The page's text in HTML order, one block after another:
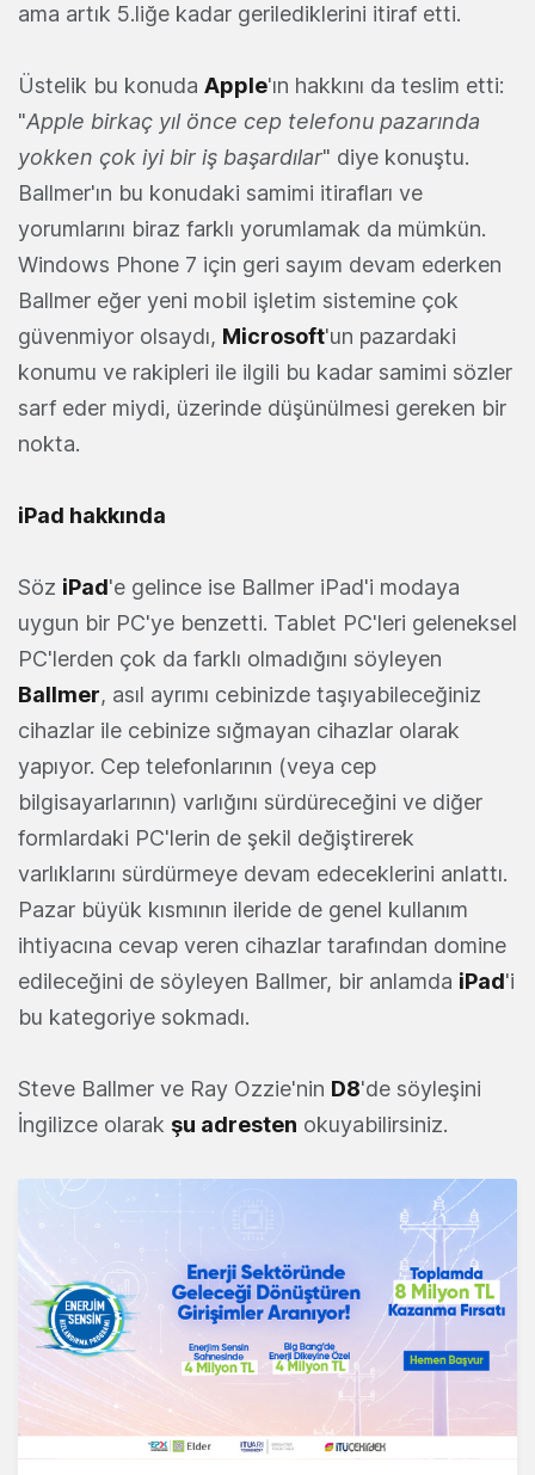
ama artık 5.liğe kadar gerilediklerini itiraf etti.
Üstelik bu konuda Apple'ın hakkını da teslim etti:
"Apple birkaç yıl önce cep telefonu pazarında
yokken çok iyi bir iş başardılar" diye konuştu.
Ballmer'ın bu konudaki samimi itirafları ve
yorumlarını biraz farklı yorumlamak da mümkün.
Windows Phone 7 için geri sayım devam ederken
Ballmer eğer yeni mobil işletim sistemine çok
güvenmiyor olsaydı, Microsoft'un pazardaki
konumu ve rakipleri ile ilgili bu kadar samimi sözler
sarf eder miydi, üzerinde düşünülmesi gereken bir
nokta.
iPad hakkında
Söz iPad'e gelince ise Ballmer iPad'i modaya
uygun bir PC'ye benzetti. Tablet PC'leri geleneksel
PC'lerden çok da farklı olmadığını söyleyen
Ballmer, asıl ayrımı cebinizde taşıyabileceğiniz
cihazlar ile cebinize sığmayan cihazlar olarak
yapıyor. Cep telefonlarının (veya cep
bilgisayarlarının) varlığını sürdüreceğini ve diğer
formlardaki PC'lerin de şekil değiştirerek
varlıklarını sürdürmeye devam edeceklerini anlattı.
Pazar büyük kısmının ileride de genel kullanım
ihtiyacına cevap veren cihazlar tarafından domine
edileceğini de söyleyen Ballmer, bir anlamda iPad'i
bu kategoriye sokmadı.
Steve Ballmer ve Ray Ozzie'nin D8'de söyleşini
İngilizce olarak şu adresten okuyabilirsiniz.